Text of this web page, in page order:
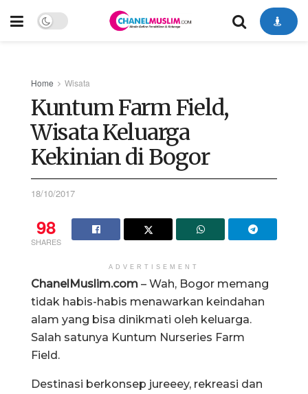
Home Wisata
Kuntum Farm Field,
Wisata Keluarga
Kekinian di Bogor
18/10/2017
98
SHARES
ADVERTISEMENT
ChanelMuslim.com – Wah, Bogor memang
tidak habis-habis menawarkan keindahan
alam yang bisa dinikmati oleh keluarga.
Salah satunya Kuntum Nurseries Farm
Field.
Destinasi berkonsep jureeey, rekreasi dan